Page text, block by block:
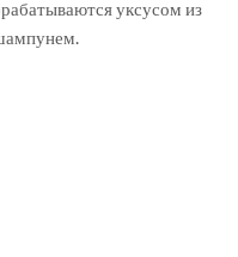
уксусом из